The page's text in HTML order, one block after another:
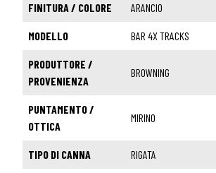
FINITURA / COLORE ARANCIO
MODELLO BAR 4X TRACKS
PRODUTTORE /
PROVENIENZA
BROWNING
PUNTAMENTO /
OTTICA
MIRINO
TIPO DI CANNA RIGATA